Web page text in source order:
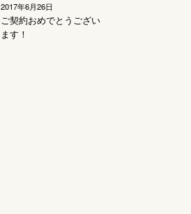
2017年6月26日
ご契約おめでとうござい
ます！